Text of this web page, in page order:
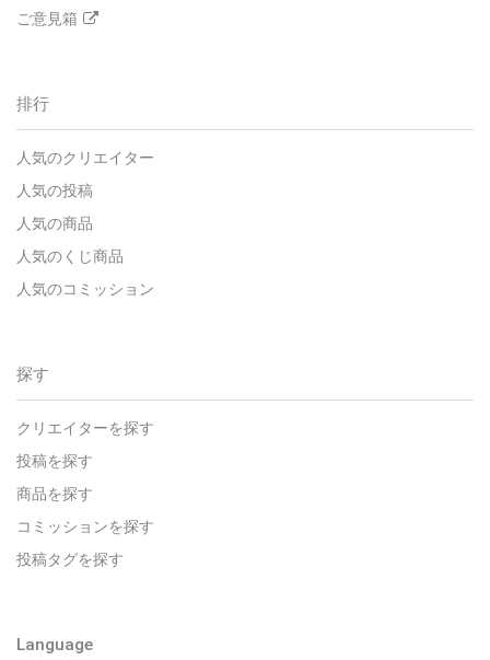
ご意見箱
排行
人気のクリエイター
人気の投稿
人気の商品
人気のくじ商品
人気のコミッション
探す
クリエイターを探す
投稿を探す
商品を探す
コミッションを探す
投稿タグを探す
Language